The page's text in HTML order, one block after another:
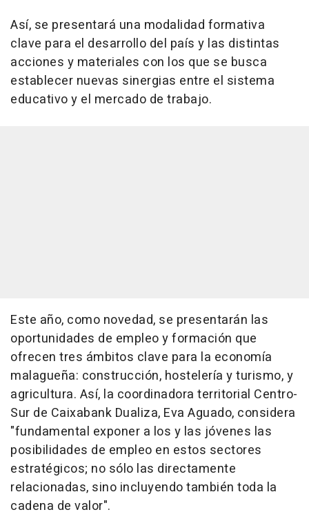
Así, se presentará una modalidad formativa
clave para el desarrollo del país y las distintas
acciones y materiales con los que se busca
establecer nuevas sinergias entre el sistema
educativo y el mercado de trabajo.
Este año, como novedad, se presentarán las
oportunidades de empleo y formación que
ofrecen tres ámbitos clave para la economía
malagueña: construcción, hostelería y turismo, y
agricultura. Así, la coordinadora territorial Centro-
Sur de Caixabank Dualiza, Eva Aguado, considera
"fundamental exponer a los y las jóvenes las
posibilidades de empleo en estos sectores
estratégicos; no sólo las directamente
relacionadas, sino incluyendo también toda la
cadena de valor".